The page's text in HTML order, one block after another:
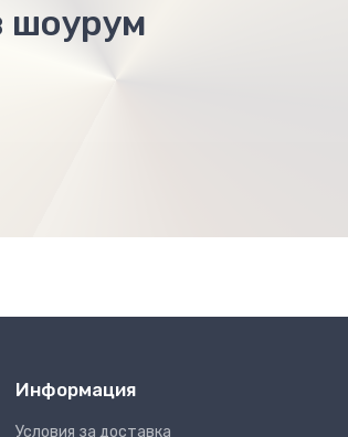
шоурум
Информация
Условия за доставка